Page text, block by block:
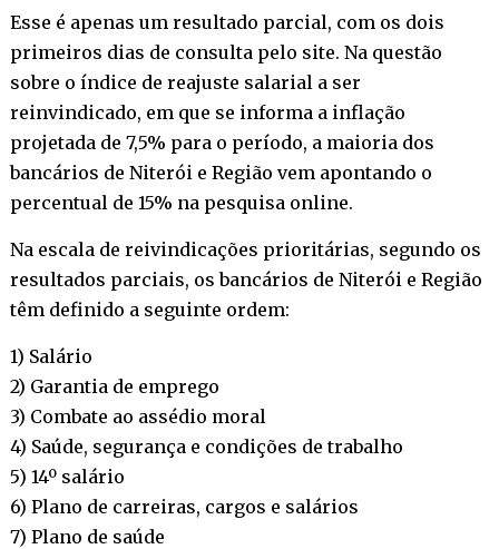
Esse é apenas um resultado parcial, com os dois
primeiros dias de consulta pelo site. Na questão
sobre o índice de reajuste salarial a ser
reinvindicado, em que se informa a inflação
projetada de 7,5% para o período, a maioria dos
bancários de Niterói e Região vem apontando o
percentual de 15% na pesquisa online.
Na escala de reivindicações prioritárias, segundo os
resultados parciais, os bancários de Niterói e Região
têm definido a seguinte ordem:
1) Salário
2) Garantia de emprego
3) Combate ao assédio moral
4) Saúde, segurança e condições de trabalho
5) 14º salário
6) Plano de carreiras, cargos e salários
7) Plano de saúde